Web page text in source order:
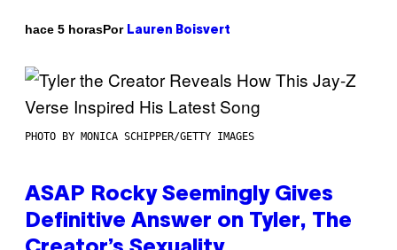
hace 5 horasPor Lauren Boisvert
PHOTO BY MONICA SCHIPPER/GETTY IMAGES
ASAP Rocky Seemingly Gives
Definitive Answer on Tyler, The